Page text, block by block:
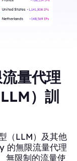
量代理
）訓
（LLM）及其他
的無限流量代理
無限制的流量使